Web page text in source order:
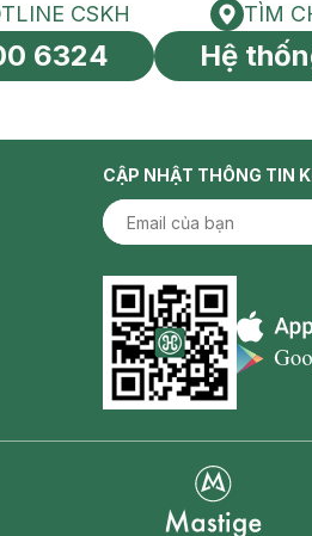
toàn cầu
HOTLINE CSKH
CSKH
6324
TÌM
Hệ
CẬP NHẬT THÔNG TIN